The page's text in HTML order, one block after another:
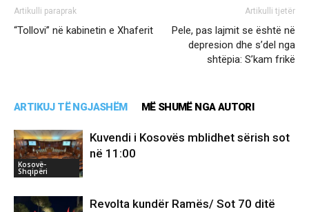
Artikulli paraprak
“Tollovi” në kabinetin e Xhaferit
Artikulli tjetër
Pele, pas lajmit se është në
depresion dhe s’del nga
shtëpia: S’kam frikë
ARTIKUJ TË NGJASHËM MË SHUMË NGA AUTORI
Kosovë-
Shqipëri
Kuvendi i Kosovës mblidhet sërish sot
në 11:00
Revolta kundër Ramës/ Sot 70 ditë